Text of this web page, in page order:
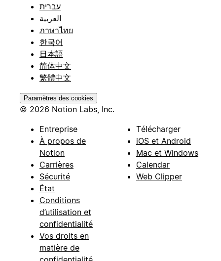
עברית
العربية
ภาษาไทย
한국어
日本語
简体中文
繁體中文
Paramètres des cookies
© 2026 Notion Labs, Inc.
Entreprise
À propos de
Notion
Carrières
Sécurité
État
Conditions
d’utilisation et
confidentialité
Vos droits en
matière de
Télécharger
iOS et Android
Mac et Windows
Calendar
Web Clipper